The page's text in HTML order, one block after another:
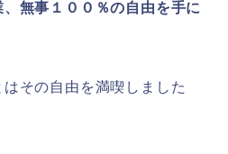
無事１００％の自由を手に
その自由を満喫しました